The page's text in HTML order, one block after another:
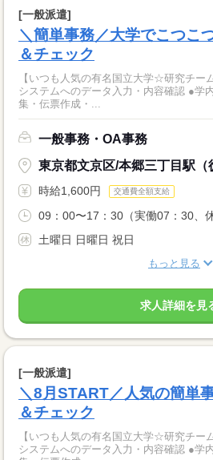
[一般派遣]
＼簡単事務／大学でこつこ
＆チェック
【いつも人気の有名国立大学☆研究チー
システムへのデータ入力・内容確認 ●学
集・伝票作成・...
一般事務・OA事務
東京都文京区/本郷三丁目駅（
時給1,600円 交通費全額支給
09：00〜17：30（実働07：30、
土曜日 日曜日 祝日
もっと見る
求人詳細を見
[一般派遣]
＼8月START／人気の簡単
＆チェック
【いつも人気の有名国立大学☆研究チー
システムへのデータ入力・内容確認 ●学